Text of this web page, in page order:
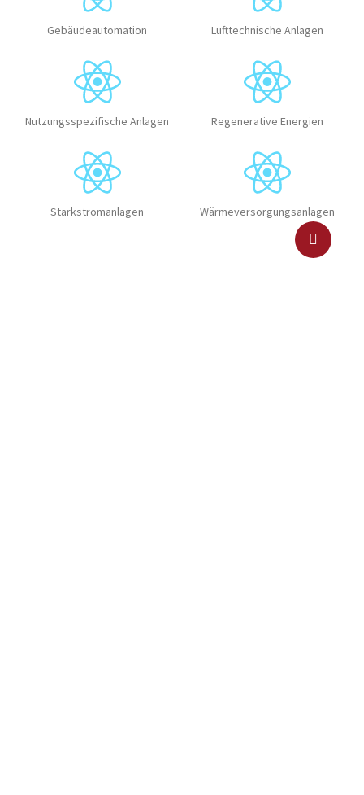
Gebäudeautomation Lufttechnische Anlagen
Nutzungsspezifische Anlagen Regenerative Energien
Starkstromanlagen Wärmeversorgungsanlagen